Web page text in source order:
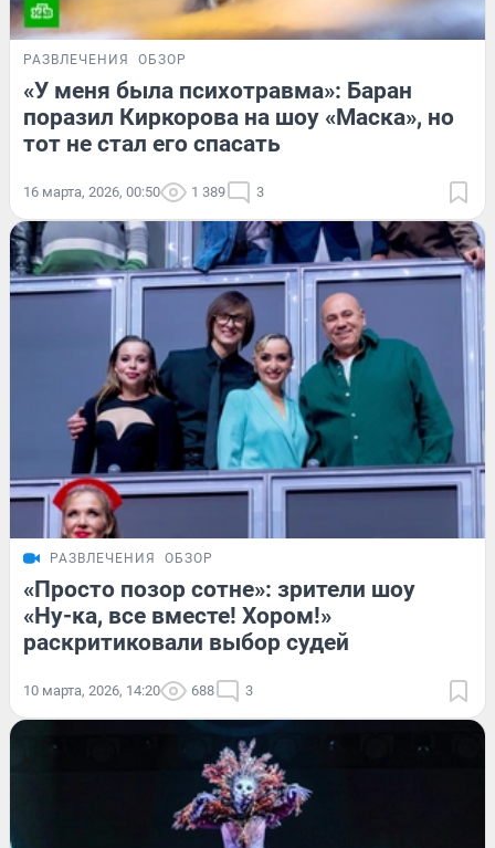
РАЗВЛЕЧЕНИЯ ОБЗОР
«У меня была психотравма»: Баран
поразил Киркорова на шоу «Маска», но
тот не стал его спасать
16 марта, 2026, 00:50 1 389 3
РАЗВЛЕЧЕНИЯ ОБЗОР
«Просто позор сотне»: зрители шоу
«Ну-ка, все вместе! Хором!»
раскритиковали выбор судей
10 марта, 2026, 14:20 688 3